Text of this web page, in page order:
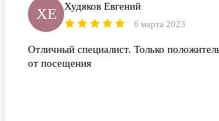
ХЕ Худяков Евгений
6 марта 2023
Отличный специалист. Только
от посещения